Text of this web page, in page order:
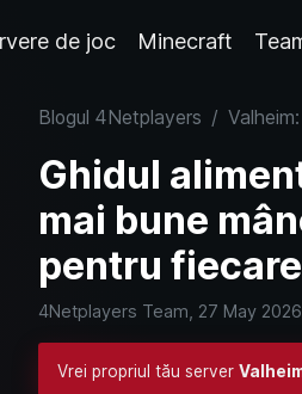
de joc Minecraft
Blogul 4Netplayers /
Ghidul
mai bune
pentru
4Netplayers Team, 27 May 2026
Vrei propriul tău server